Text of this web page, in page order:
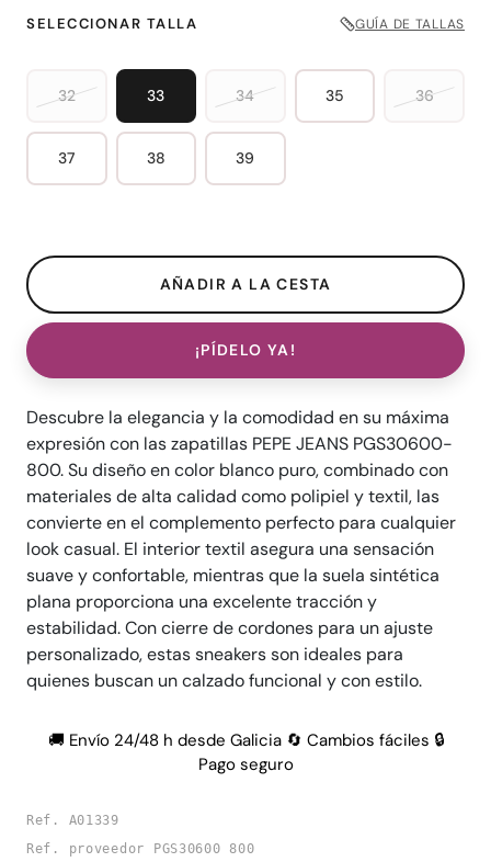
SELECCIONAR TALLA GUÍA DE TALLAS
32 33 34 35 36
37 38 39
¡PÍDELO YA!
Descubre la elegancia y la comodidad en su máxima
expresión con las zapatillas PEPE JEANS PGS30600-
800. Su diseño en color blanco puro, combinado con
materiales de alta calidad como polipiel y textil, las
convierte en el complemento perfecto para cualquier
look casual. El interior textil asegura una sensación
suave y confortable, mientras que la suela sintética
plana proporciona una excelente tracción y
estabilidad. Con cierre de cordones para un ajuste
personalizado, estas sneakers son ideales para
quienes buscan un calzado funcional y con estilo.
🚚 Envío 24/48 h desde Galicia 🔄 Cambios fáciles 🔒
Pago seguro
Ref. A01339
Ref. proveedor PGS30600 800